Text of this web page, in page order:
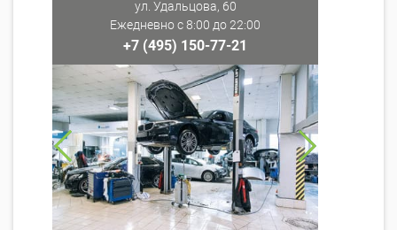
ул. Удальцова, 60
Ежедневно с 8:00 до 22:00
+7 (495) 150-77-21